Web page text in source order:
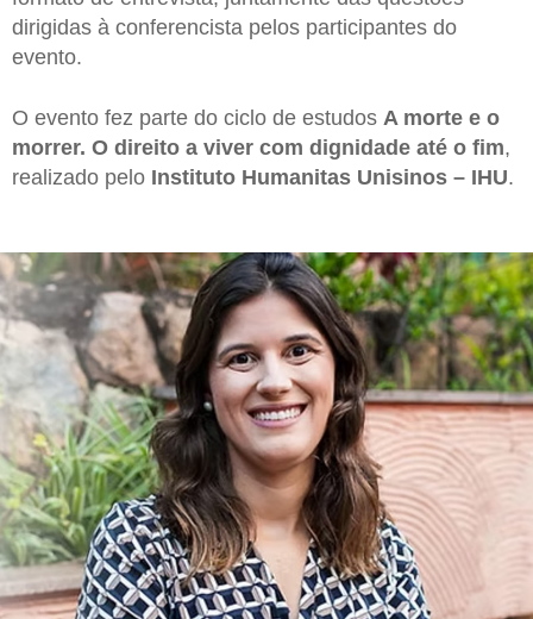
dirigidas à conferencista pelos participantes do
evento.
O evento fez parte do ciclo de estudos A morte e o
morrer. O direito a viver com dignidade até o fim,
realizado pelo Instituto Humanitas Unisinos – IHU.